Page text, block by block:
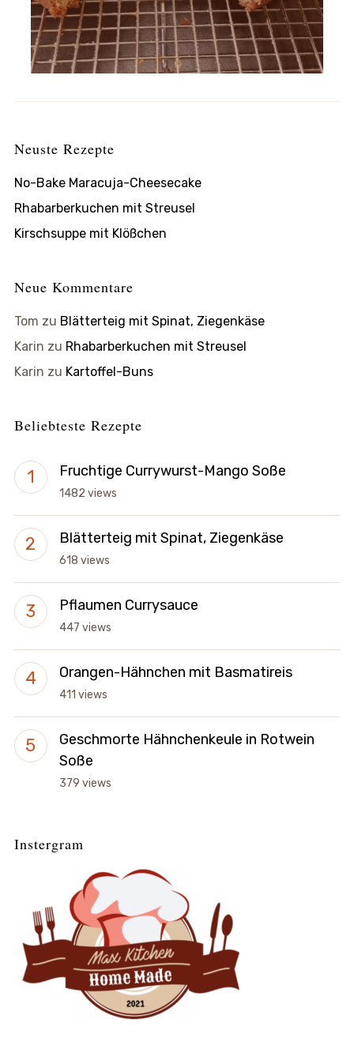
Neuste Rezepte
No-Bake Maracuja-Cheesecake
Rhabarberkuchen mit Streusel
Kirschsuppe mit Klößchen
Neue Kommentare
Tom zu Blätterteig mit Spinat, Ziegenkäse
Karin zu Rhabarberkuchen mit Streusel
Karin zu Kartoffel-Buns
Beliebteste Rezepte
Fruchtige Currywurst-Mango Soße
1482 views
Blätterteig mit Spinat, Ziegenkäse
618 views
Pflaumen Currysauce
447 views
Orangen-Hähnchen mit Basmatireis
411 views
Geschmorte Hähnchenkeule in Rotwein
Soße
379 views
Instergram